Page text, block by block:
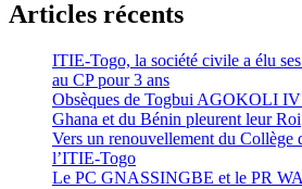
Articles récents
ITIE-Togo, la société civile a élu
au CP pour 3 ans
Obsèques de Togbui AGOKOLI
Ghana et du Bénin pleurent leur Roi
Vers un renouvellement du Collège
l’ITIE-Togo
Le PC GNASSINGBE et le PR